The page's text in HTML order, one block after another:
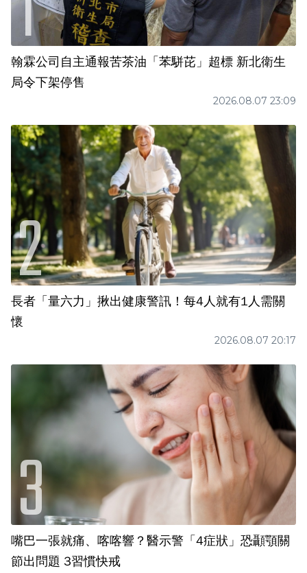
翰霖公司自主通報苦茶油「苯駢芘」超標 新北衛生
局令下架停售
2026.08.07 23:09
長者「量六力」揪出健康警訊！每4人就有1人需關
懷
2026.08.07 20:17
嘴巴一張就痛、喀喀響？醫示警「4症狀」恐顳顎關
節出問題 3習慣快戒